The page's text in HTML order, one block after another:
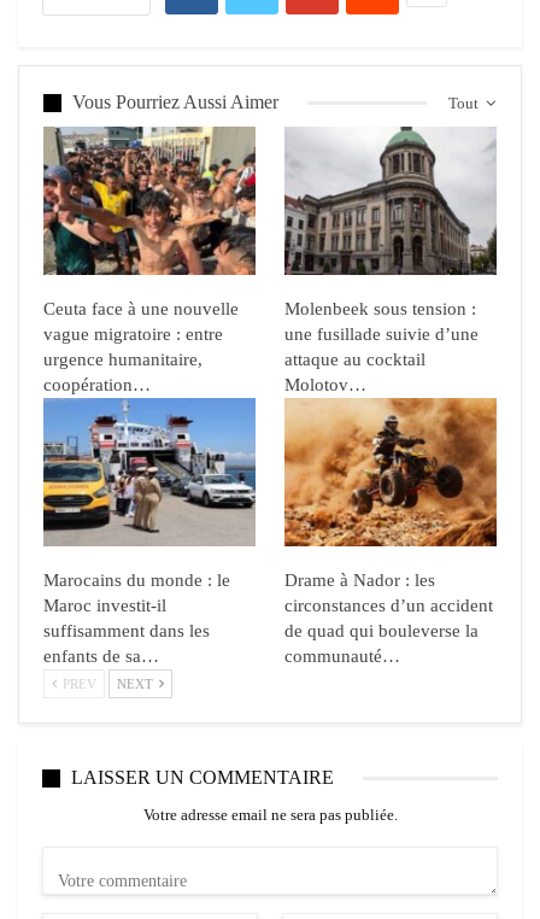
Tout
Vous Pourriez Aussi Aimer
Ceuta face à une nouvelle
vague migratoire : entre
urgence humanitaire,
coopération…
Molenbeek sous tension :
une fusillade suivie d’une
attaque au cocktail
Molotov…
Marocains du monde : le
Maroc investit-il
suffisamment dans les
enfants de sa…
Drame à Nador : les
circonstances d’un accident
de quad qui bouleverse la
communauté…
PREV NEXT
LAISSER UN COMMENTAIRE
Votre adresse email ne sera pas publiée.